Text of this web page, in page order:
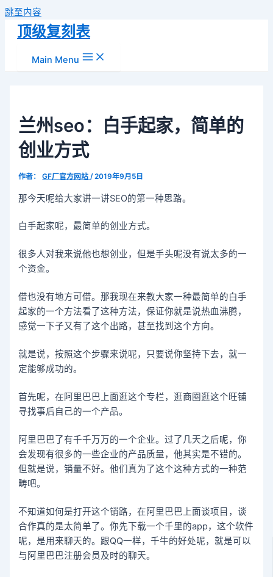
跳至内容
顶级复刻表
Main Menu
兰州seo：白手起家，简单的
创业方式
作者： GF厂官方网站/2019年9月5日
那今天呢给大家讲一讲SEO的第一种思路。
白手起家呢，最简单的创业方式。
很多人对我来说他也想创业，但是手头呢没有说太多的一
个资金。
借也没有地方可借。那我现在来教大家一种最简单的白手
起家的一个方法看了这种方法，保证你就是说热血沸腾，
感觉一下子又有了这个出路，甚至找到这个方向。
就是说，按照这个步骤来说呢，只要说你坚持下去，就一
定能够成功的。
首先呢，在阿里巴巴上面逛这个专栏，逛商圈逛这个旺铺
寻找事后自己的一个产品。
阿里巴巴了有千千万万的一个企业。过了几天之后呢，你
会发现有很多的一些企业的产品质量，他其实是不错的。
但就是说，销量不好。他们真为了这个这种方式的一种范
畴吧。
不知道如何是打开这个销路，在阿里巴巴上面谈项目，谈
合作真的是太简单了。你先下载一个千里的app，这个软件
呢，是用来聊天的。跟QQ一样，千牛的好处呢，就是可以
与阿里巴巴注册会员及时的聊天。